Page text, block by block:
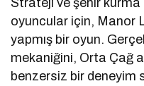
oyuncular için, Manor
yapmış bir oyun.
mekaniğini, Orta Çağ
benzersiz bir deneyim